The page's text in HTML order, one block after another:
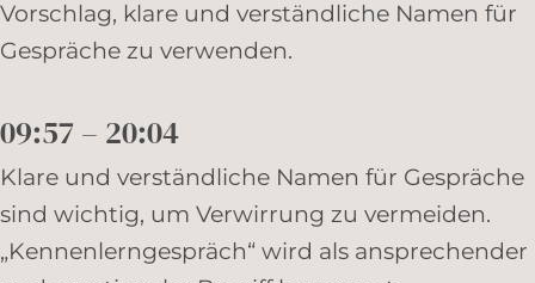
Vorschlag, klare und verständliche Namen für
Gespräche zu verwenden.
09:57 – 20:04
Klare und verständliche Namen für Gespräche
sind wichtig, um Verwirrung zu vermeiden.
„Kennenlerngespräch“ wird als ansprechender